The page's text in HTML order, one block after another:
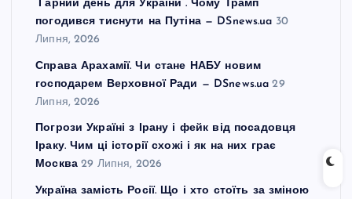
“Гарний день для України”. Чому Трамп
погодився тиснути на Путіна — DSnews.ua 30
Липня, 2026
Справа Арахамії. Чи стане НАБУ новим
господарем Верховної Ради — DSnews.ua 29
Липня, 2026
Погрози Україні з Ірану і фейк від посадовця
Іраку. Чим ці історії схожі і як на них грає
Москва 29 Липня, 2026
Україна замість Росії. Що і хто стоїть за зміною